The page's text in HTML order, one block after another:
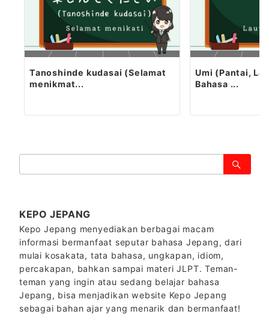
Tanoshinde kudasai (Selamat
menikmat...
Umi (Pantai,
Bahasa ...
索：
KEPO JEPANG
Kepo Jepang menyediakan berbagai macam
informasi bermanfaat seputar bahasa Jepang, dari
mulai kosakata, tata bahasa, ungkapan, idiom,
percakapan, bahkan sampai materi JLPT. Teman-
teman yang ingin atau sedang belajar bahasa
Jepang, bisa menjadikan website Kepo Jepang
sebagai bahan ajar yang menarik dan bermanfaat!